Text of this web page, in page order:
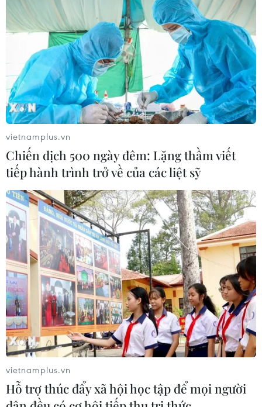
vietnamplus.vn
Chiến dịch 500 ngày đêm: Lặng thầm viết
tiếp hành trình trở về của các liệt sỹ
vietnamplus.vn
Hỗ trợ thúc đẩy xã hội học tập để mọi người